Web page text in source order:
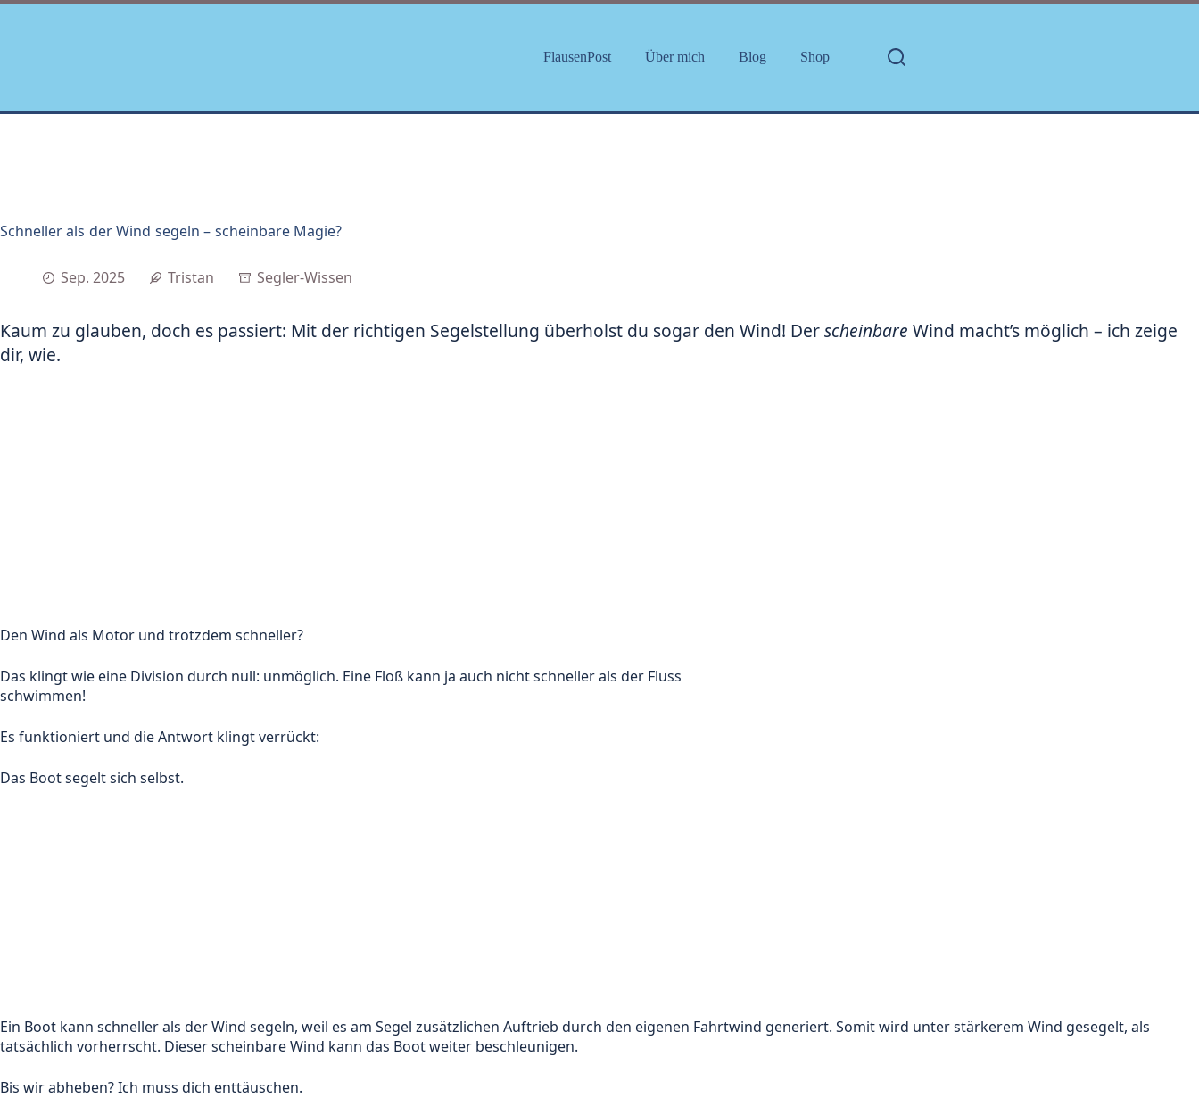
Zum
FlausenPost
Über mich Blog Shop
Schneller als der Wind segeln – scheinbare Magie?
Sep. 2025 Tristan Segler-Wissen
Kaum zu glauben, doch es passiert: Mit der richtigen Segelstellung überholst du sogar den Wind! Derscheinbare Wind macht’s möglich – ich zeige
dir, wie.
Den Wind als Motor und trotzdem schneller?
Das klingt wie eine Division durch null: unmöglich. Eine Floß kann ja auch nicht schneller als der Fluss
schwimmen!
Es funktioniert und die Antwort klingt verrückt:
Das Boot segelt sich selbst.
Ein Boot kann schneller als der Wind segeln, weil es am Segel zusätzlichen Auftrieb durch den eigenen Fahrtwind generiert. Somit wird unter stärkerem Wind gesegelt, als
tatsächlich vorherrscht. Dieser scheinbare Wind kann das Boot weiter beschleunigen.
Bis wir abheben? Ich muss dich enttäuschen.